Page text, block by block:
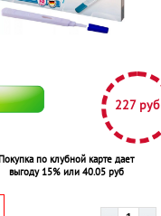
227 руб
Покупка по клубной карте дает
выгоду 15% или 40.05 руб